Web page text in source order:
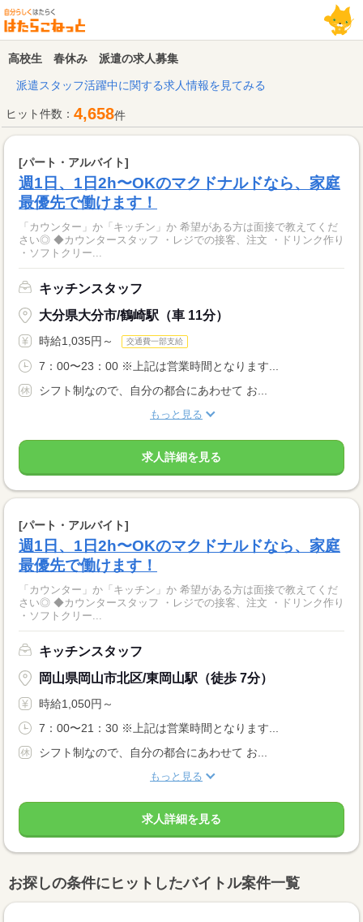
高校生 春休み 派遣の求人募集
派遣スタッフ活躍中に関する求人情報を見てみる
ヒット件数： 4,658件
[パート・アルバイト]
週1日、1日2h〜OKのマクドナルドなら、家庭
最優先で働けます！
「カウンター」か「キッチン」か 希望がある方は面接で教えてくだ
さい◎ ◆カウンタースタッフ ・レジでの接客、注文 ・ドリンク作り
・ソフトクリー...
キッチンスタッフ
大分県大分市/鶴崎駅（車 11分）
時給1,035円～ 交通費一部支給
7：00〜23：00 ※上記は営業時間となります...
シフト制なので、自分の都合にあわせて お...
もっと見る
求人詳細を見る
[パート・アルバイト]
週1日、1日2h〜OKのマクドナルドなら、家庭
最優先で働けます！
「カウンター」か「キッチン」か 希望がある方は面接で教えてくだ
さい◎ ◆カウンタースタッフ ・レジでの接客、注文 ・ドリンク作り
・ソフトクリー...
キッチンスタッフ
岡山県岡山市北区/東岡山駅（徒歩 7分）
時給1,050円～
7：00〜21：30 ※上記は営業時間となります...
シフト制なので、自分の都合にあわせて お...
もっと見る
求人詳細を見る
お探しの条件にヒットしたバイトル案件一覧